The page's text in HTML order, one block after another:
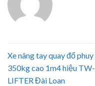
Xe nâng tay quay đổ phuy
350kg cao 1m4 hiệu TW-
LIFTER Đài Loan